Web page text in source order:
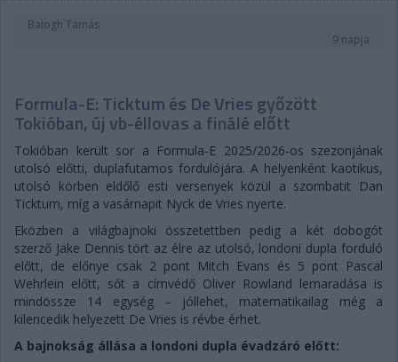
Balogh Tamás
9 napja
Formula-E: Ticktum és De Vries győzött
Tokióban, új vb-éllovas a finálé előtt
Tokióban került sor a Formula-E 2025/2026-os szezonjának
utolsó előtti, duplafutamos fordulójára. A helyenként kaotikus,
utolsó körben eldőlő esti versenyek közül a szombatit Dan
Ticktum, míg a vasárnapit Nyck de Vries nyerte.
Eközben a világbajnoki összetettben pedig a két dobogót
szerző Jake Dennis tört az élre az utolsó, londoni dupla forduló
előtt, de előnye csak 2 pont Mitch Evans és 5 pont Pascal
Wehrlein előtt, sőt a címvédő Oliver Rowland lemaradása is
mindössze 14 egység – jóllehet, matematikailag még a
kilencedik helyezett De Vries is révbe érhet.
A bajnokság állása a londoni dupla évadzáró előtt: